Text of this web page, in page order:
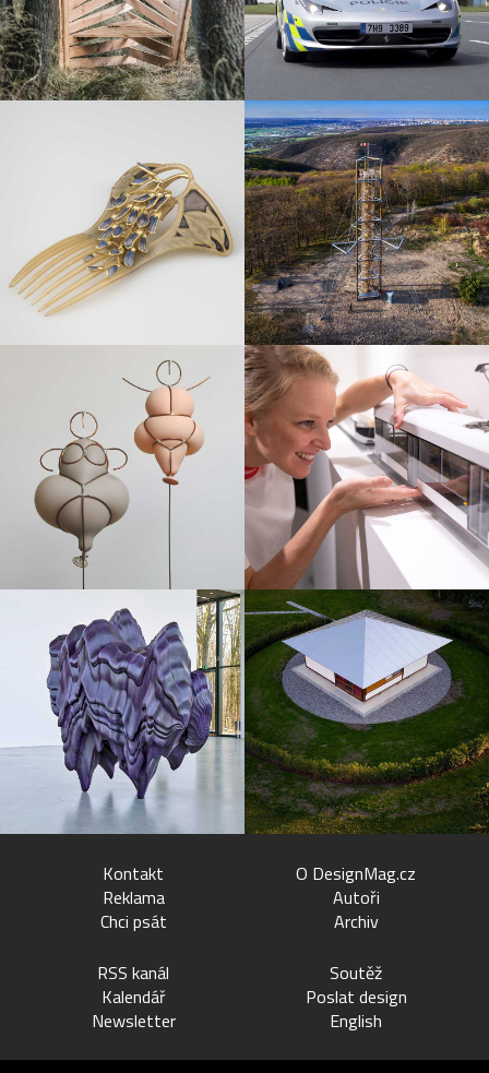
Kontakt
Reklama
Chci psát
O DesignMag.cz
Autoři
Archiv
RSS kanál
Kalendář
Newsletter
Soutěž
Poslat design
English